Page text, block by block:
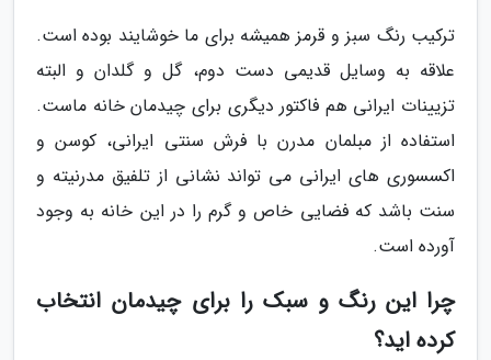
ترکیب رنگ سبز و قرمز همیشه برای ما خوشایند بوده است.
علاقه به وسایل قدیمى دست دوم، گل و گلدان و البته
تزیینات ایرانى هم فاکتور دیگرى براى چیدمان خانه ماست.
استفاده از مبلمان مدرن با فرش سنتی ایرانی، کوسن و
اکسسوری های ایرانی می تواند نشانی از تلفیق مدرنیته و
سنت باشد که فضایی خاص و گرم را در این خانه به وجود
آورده است.
چرا این رنگ و سبک را برای چیدمان انتخاب
کرده اید؟